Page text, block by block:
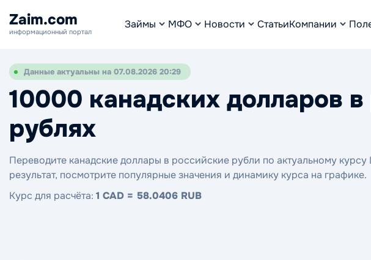
Zaim.com
информационный портал
Займы МФО Новости СтатьиКомпании
Данные актуальны на 07.08.2026 20:29
10000 канадских долларов
рублях
Переводите канадские доллары в российские рубли по актуальному
результат, посмотрите популярные значения и динамику курса на графике.
Курс для расчёта: 1 CAD = 58.0406 RUB